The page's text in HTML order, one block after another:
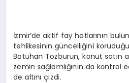
İzmir’de aktif fay hatlarının
tehlikesinin güncelliğini
Batuhan Tozburun, konut satın
zemin sağlamlığının da kontrol
de altını çizdi.